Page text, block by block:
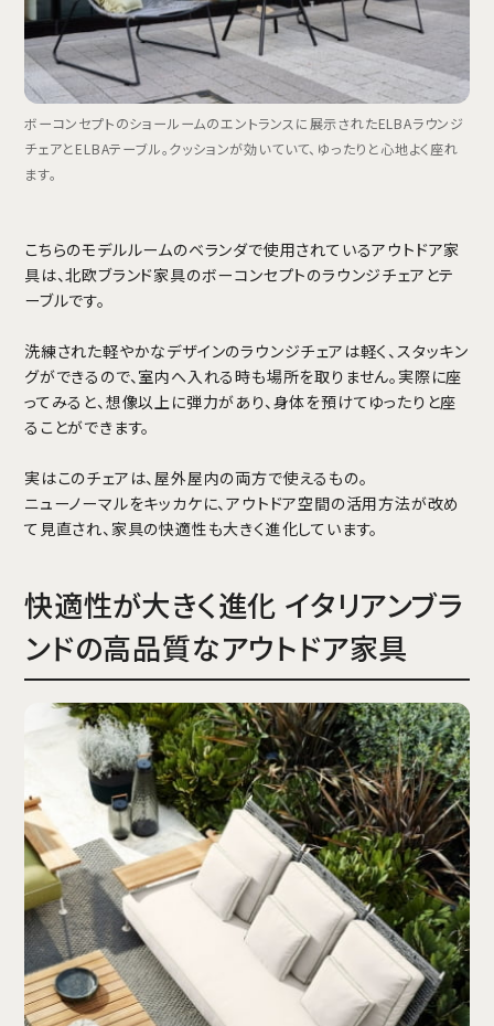
ボーコンセプトのショールームのエントランスに展示されたELBAラウンジ
チェアとELBAテーブル。クッションが効いていて、ゆったりと心地よく座れ
ます。
こちらのモデルルームのベランダで使用されているアウトドア家
具は、北欧ブランド家具のボーコンセプトのラウンジチェアとテ
ーブルです。
洗練された軽やかなデザインのラウンジチェアは軽く、スタッキン
グができるので、室内へ入れる時も場所を取りません。実際に座
ってみると、想像以上に弾力があり、身体を預けてゆったりと座
ることができます。
実はこのチェアは、屋外屋内の両方で使えるもの。
ニューノーマルをキッカケに、アウトドア空間の活用方法が改め
て見直され、家具の快適性も大きく進化しています。
快適性が大きく進化 イタリアンブラ
ンドの高品質なアウトドア家具